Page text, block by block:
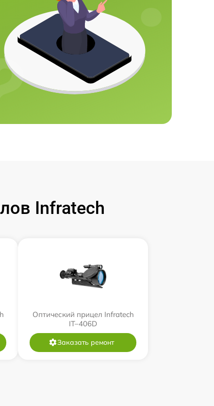
Infratech
Оптический прицел Infratech
IT–406D
Заказать ремонт